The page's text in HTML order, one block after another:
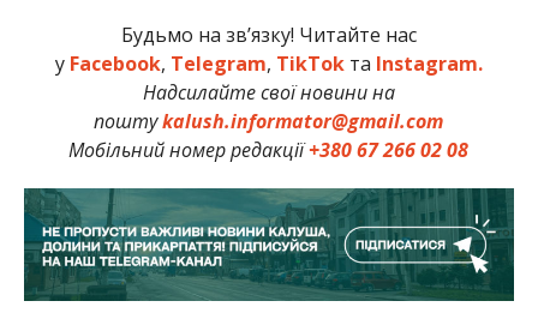
Будьмо на зв’язку! Читайте нас
у Facebook, Telegram, TikTokта Instagram.
Надсилайте свої новини на
поштуkalush.informator@gmail.com
Мобільний номер редакції+380 67 266 02 08